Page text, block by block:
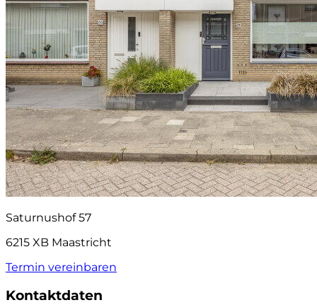
Saturnushof 57
6215 XB Maastricht
Termin vereinbaren
Kontaktdaten